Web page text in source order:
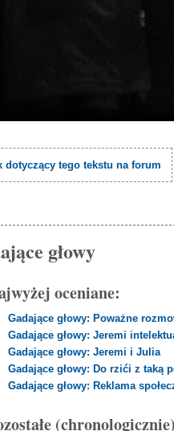
dotyczący tego tekstu na forum
głowy
oceniane:
Gadające głowy: Poważne
Gadające głowy: Jeremi
Gadające głowy: Jeremi i Julia
Gadające głowy: Do rzići z taką
Gadające głowy: Reklama